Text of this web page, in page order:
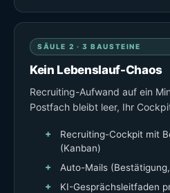
SÄULE 2 · 3 BAUSTEINE
Kein Lebenslauf-Chaos
Recruiting-Aufwand auf ein
Postfach bleibt leer, Ihr
Recruiting-Cockpit mit
(Kanban)
Auto-Mails
KI-Gesprächsleitfaden